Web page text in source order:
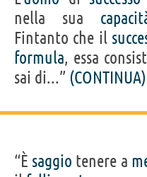
nella sua
Fintanto che il
formula, essa
sai di...” (CONTINUA)
“È saggio tenere a